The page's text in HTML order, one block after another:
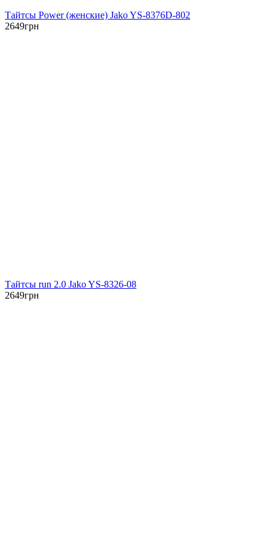
Тайтсы Power (женские) Jako YS-8376D-802
2649грн
Тайтсы run 2.0 Jako YS-8326-08
2649грн